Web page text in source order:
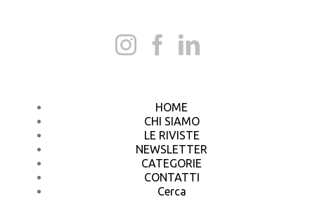
HOME
CHI SIAMO
LE RIVISTE
NEWSLETTER
CATEGORIE
CONTATTI
Cerca